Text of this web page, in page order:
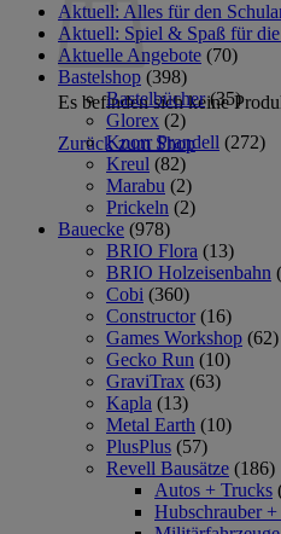
Es befinden sich keine
Zurück zum Shop
Aktuell: Alles für den
Aktuell: Spiel & Spaß für
Aktuelle Angebote (70)
Bastelshop (398)
Bastelbücher (35)
Glorex (2)
Knorr Prandell (272)
Kreul (82)
Marabu (2)
Prickeln (2)
Bauecke (978)
BRIO Flora (13)
BRIO Holzeisenbahn
Cobi (360)
Constructor (16)
Games Workshop (62)
Gecko Run (10)
GraviTrax (63)
Kapla (13)
Metal Earth (10)
PlusPlus (57)
Revell Bausätze (186)
Autos + Trucks
Hubschrauber